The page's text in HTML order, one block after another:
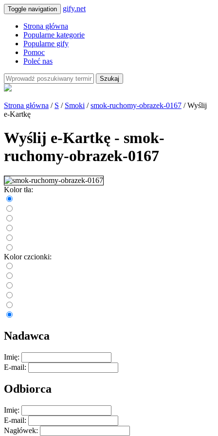
Toggle navigation gify.net
Strona główna
Popularne kategorie
Popularne gify
Pomoc
Poleć nas
Szukaj
Strona główna / S / Smoki /smok-ruchomy-obrazek-0167 / Wyślij
e-Kartkę
Wyślij e-Kartkę - smok-
ruchomy-obrazek-0167
Kolor tła:
Kolor czcionki:
Nadawca
Imię:
E-mail:
Odbiorca
Imię:
E-mail:
Nagłówek: